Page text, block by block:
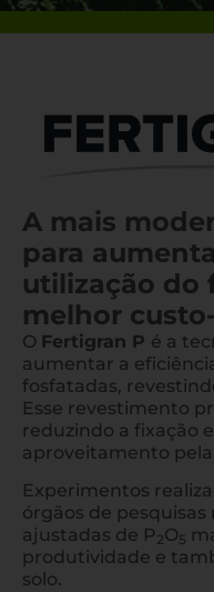
A mais
para
utilização do
melhor
O Fertigran P é a
aumentar a
fosfatadas,
Esse revestimento
reduzindo a fixação
aproveitamento
Experimentos
órgãos de
ajustadas de P 2O5
produtividade e
solo.